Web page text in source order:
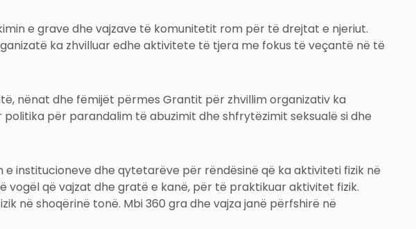
e grave dhe vajzave të komunitetit rom për të drejtat e njeriut.
ka zhvilluar edhe aktivitete të tjera me fokus të veçantë në të
nënat dhe fëmijët përmes Grantit për zhvillim organizativ ka
për parandalim të abuzimit dhe shfrytëzimit seksualë si dhe
e institucioneve dhe qytetarëve për rëndësinë që ka aktiviteti fizik në
vogël që vajzat dhe gratë e kanë, për të praktikuar aktivitet fizik.
në shoqërinë tonë. Mbi 360 gra dhe vajza janë përfshirë në